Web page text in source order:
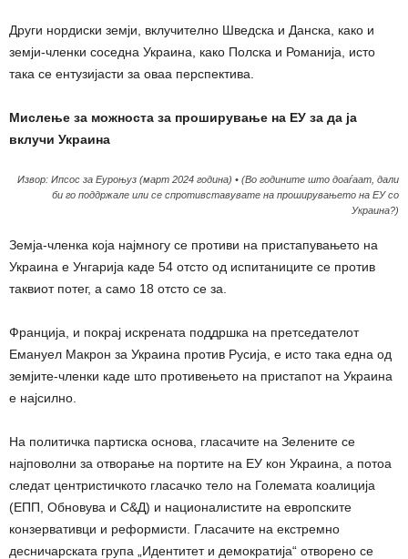
Други нордиски земји, вклучително Шведска и Данска, како и
земји-членки соседна Украина, како Полска и Романија, исто
така се ентузијасти за оваа перспектива.
Мислење за можноста за проширување на ЕУ за да ја
вклучи Украина
Извор: Ипсос за Еуроњуз (март 2024 година) • (Во годините што доаѓаат, дали
би го поддржале или се спротивставувате на проширувањето на ЕУ со
Украина?)
Земја-членка која најмногу се противи на пристапувањето на
Украина е Унгарија каде 54 отсто од испитаниците се против
таквиот потег, а само 18 отсто се за.
Франција, и покрај искрената поддршка на претседателот
Емануел Макрон за Украина против Русија, е исто така една од
земјите-членки каде што противењето на пристапот на Украина
е најсилно.
На политичка партиска основа, гласачите на Зелените се
најповолни за отворање на портите на ЕУ кон Украина, а потоа
следат центристичкото гласачко тело на Големата коалиција
(ЕПП, Обновува и С&Д) и националистите на европските
конзервативци и реформисти. Гласачите на екстремно
десничарската група „Идентитет и демократија“ отворено се